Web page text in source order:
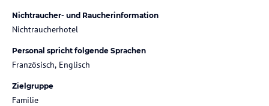
Nichtraucher- und Raucherinformation
Nichtraucherhotel
Personal spricht folgende Sprachen
Französisch, Englisch
Zielgruppe
Familie